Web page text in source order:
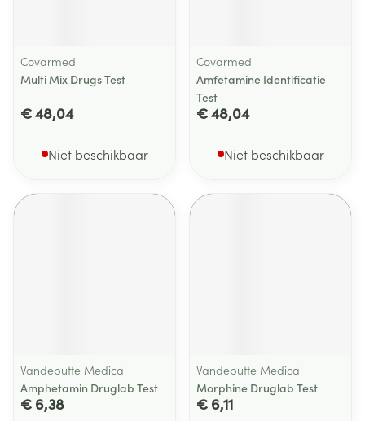
Covarmed
Multi Mix Drugs Test
€ 48,04
Niet beschikbaar
Covarmed
Amfetamine Identificatie
Test
€ 48,04
Niet beschikbaar
Vandeputte Medical
Amphetamin Druglab Test
€ 6,38
Vandeputte Medical
Morphine Druglab Test
€ 6,11